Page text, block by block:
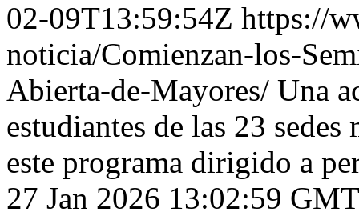
02-09T13:59:54Z https://
noticia/Comienzan-los-
Abierta-de-Mayores/ Una
estudiantes de las 23
este programa dirigido a
27 Jan 2026 13:02:59 GMT